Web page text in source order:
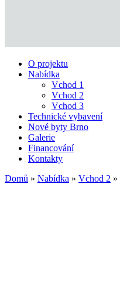
O projektu
Nabídka
Vchod 1
Vchod 2
Vchod 3
Technické vybavení
Nové byty Brno
Galerie
Financování
Kontakty
Domů » Nabídka » Vchod 2 »